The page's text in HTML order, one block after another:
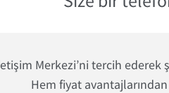
Merkezi’ni tercih ederek
Hem fiyat